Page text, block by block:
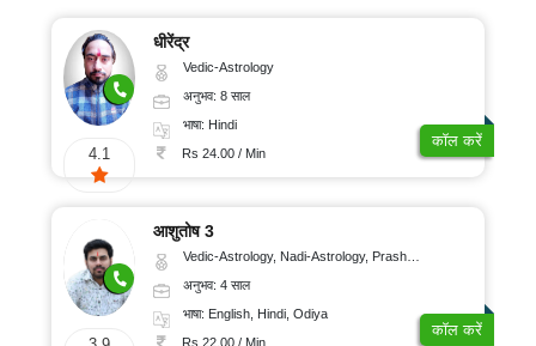
4.1
धीरेंद्र
Vedic-Astrology
अनुभव: 8 साल
भाषा: Hindi
Rs 24.00 / Min
कॉल करें
आशुतोष 3
Vedic-Astrology, Nadi-Astrology, Prashna-Kundali
अनुभव: 4 साल
भाषा: English, Hindi, Odiya
Rs 22.00 / Min
कॉल करें